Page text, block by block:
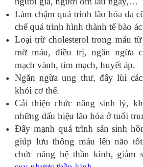
Làm chậm quá trình lão hóa da
chế quá trình hình thành tế bào
Loại trừ cholesterol trong máu
mỡ máu, điều trị, ngăn ngừa
mạch vành, tim mạch, huyết áp.
Ngăn ngừa ung thư, đẩy lùi
khỏi cơ thể.
Cải thiện chức năng sinh lý,
những dấu hiệu lão hóa ở tuổi
Đẩy mạnh quá trình sản sinh
giúp lưu thông máu lên não
chức năng hệ thần kinh, giảm